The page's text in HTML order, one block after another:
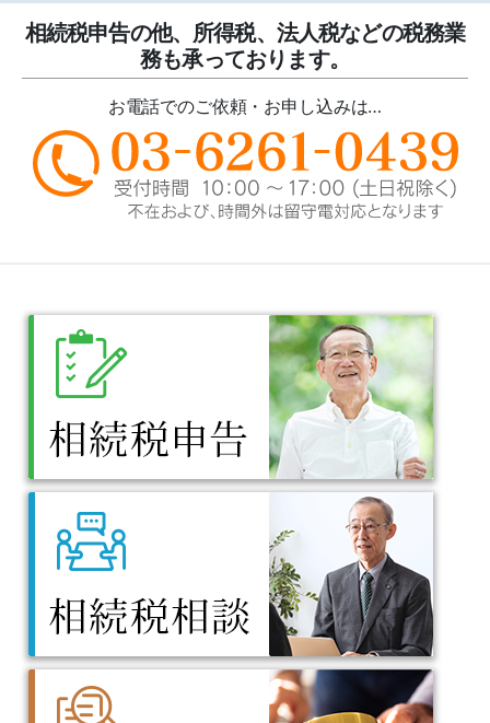
相続税申告の他、所得税、法人税などの税務業
務も承っております。
お電話でのご依頼・お申し込みは…